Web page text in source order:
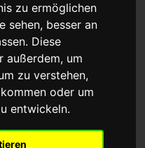
zu ermöglichen
sehen, besser an
Diese
außerdem, um
zu verstehen,
oder um
entwickeln.
der bei
eine Art Schutzschicht
bildet. Anodisieren wird
was zu einer